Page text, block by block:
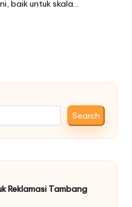
baik untuk skala…
Search
Reklamasi Tambang